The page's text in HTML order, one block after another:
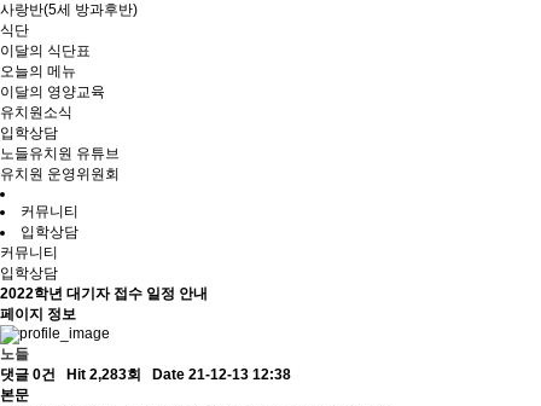
사랑반(5세 방과후반)
식단
이달의 식단표
오늘의 메뉴
이달의 영양교육
유치원소식
입학상담
노들유치원 유튜브
유치원 운영위원회
커뮤니티
입학상담
커뮤니티
입학상담
2022학년 대기자 접수 일정 안내
페이지 정보
노들
댓글 0건
Hit 2,283회
Date 21-12-13 12:38
본문